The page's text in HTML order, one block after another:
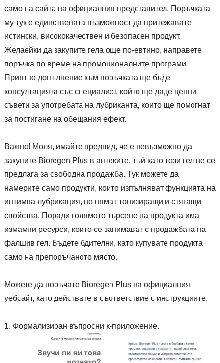
само на сайта на официалния представител. Поръчката
му тук е единствената възможност да притежавате
истински, висококачествен и безопасен продукт.
Желаейки да закупите гела още по-евтино, направете
поръчка по време на промоционалните програми.
Приятно допълнение към поръчката ще бъде
консултацията със специалист, който ще даде ценни
съвети за употребата на лубриканта, които ще помогнат
за постигане на обещания ефект.
Важно! Моля, имайте предвид, че е невъзможно да
закупите Bioregen Plus в аптеките, тъй като този гел не се
предлага за свободна продажба. Тук можете да
намерите само продукти, които изпълняват функцията на
интимна лубрикация, но нямат тонизиращи и стягащи
свойства. Поради голямото търсене на продукта има
измамни ресурси, които се занимават с продажбата на
фалшив гел. Бъдете бдителни, като купувате продукта
само на препоръчаното място.
Можете да поръчате Bioregen Plus на официалния
уебсайт, като действате в съответствие с инструкциите:
Формализиран въпросни к-приложение.